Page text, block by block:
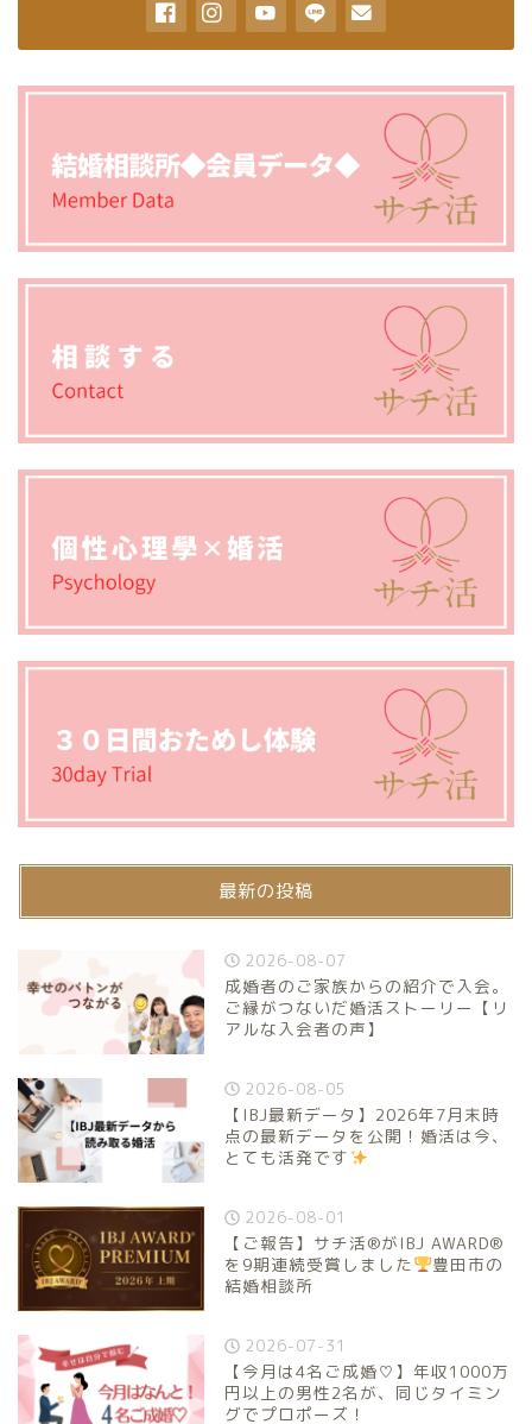
最新の投稿
2026-08-07
成婚者のご家族からの紹介で入会。
ご縁がつないだ婚活ストーリー【リ
アルな入会者の声】
2026-08-05
【IBJ最新データ】2026年7月末時
点の最新データを公開！婚活は今、
とても活発です
2026-08-01
【ご報告】サチ活®がIBJ AWARD®
を9期連続受賞しました
豊田市の
結婚相談所
2026-07-31
【今月は4名ご成婚♡】年収1000万
円以上の男性2名が、同じタイミン
グでプロポーズ！